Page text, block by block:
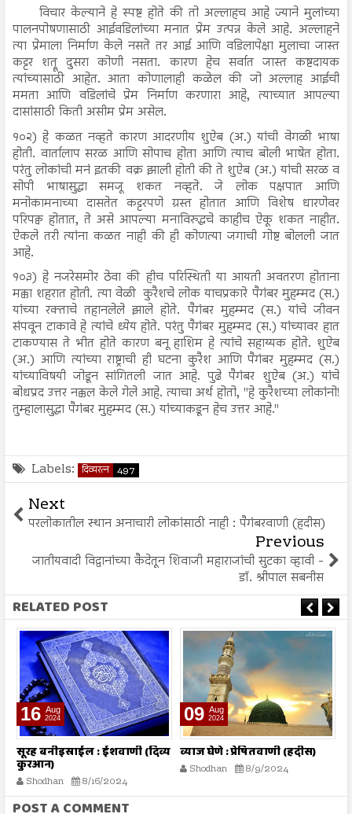
विचार केल्याने हे स्पष्ट होते की तो अल्लाहच आहे ज्याने मुलांच्या
पालनपोषणासाठी आईवडिलांच्या मनात प्रेम उत्पन्न केले आहे. अल्लाहने
त्या प्रेमाला निर्माण केले नसते तर आई आणि वडिलापेक्षा मुलाचा जास्त
कट्टर शत्रू दुसरा कोणी नसता. कारण हेच सर्वात जास्त कष्टदायक
त्यांच्यासाठी आहेत. आता कोणालाही कळेल की जो अल्लाह आईची
ममता आणि वडिलांचे प्रेम निर्माण करणारा आहे, त्याच्यात आपल्या
दासांसाठी किती असीम प्रेम असेल.
१०२) हे कळत नव्हते कारण आदरणीय शुऐब (अ.) यांची वेगळी भाषा
होती. वार्तालाप सरळ आणि सोपाच होता आणि त्याच बोली भाषेत होता.
परंतु लोकांची मनं इतकी वक्र झाली होती की ते शुऐब (अ.) यांची सरळ व
सोपी भाषासुद्धा समजू शकत नव्हते. जे लोक पक्षपात आणि
मनोकामनाच्या दासतेत कट्टरपणे ग्रस्त होतात आणि विशेष धारणेवर
परिपक्व होतात, ते असे आपल्या मनाविरुद्धचे काहीच ऐकू शकत नाहीत.
ऐकले तरी त्यांना कळत नाही की ही कोणत्या जगाची गोष्ट बोलली जात
आहे.
१०३) हे नजरेसमोर ठेवा की हीच परिस्थिती या आयती अवतरण होताना
मक्का शहरात होती. त्या वेळी कुरैशचे लोक याचप्रकारे पैगंबर मुहम्मद (स.)
यांच्या रक्ताचे तहानलेले झाले होते. पैगंबर मुहम्मद (स.) यांचे जीवन
संपवून टाकावे हे त्यांचे ध्येय होते. परंतु पैगंबर मुहम्मद (स.) यांच्यावर हात
टाकण्यास ते भीत होते कारण बनू हाशिम हे त्यांचे सहाय्यक होते. शुऐब
(अ.) आणि त्यांच्या राष्ट्राची ही घटना कुरैश आणि पैगंबर मुहम्मद (स.)
यांच्याविषयी जोडून सांगितली जात आहे. पुढे पैगंबर शुऐब (अ.) यांचे
बोधप्रद उत्तर नक्कल केले गेले आहे. त्याचा अर्थ होतो, "हे कुरैशच्या लोकांनो!
तुम्हालासुद्धा पैगंबर मुहम्मद (स.) यांच्याकडून हेच उत्तर आहे."
Labels: दिव्यरत्न 497
Next
परलोकातील स्थान अनाचारी लोकांसाठी नाही : पैगंबरवाणी (हदीस)
Previous
जातीयवादी विद्वानांच्या कैदेतून शिवाजी महाराजांची सुटका व्हावी -
डॉ. श्रीपाल सबनीस
RELATED POST
16 Aug
2024
सूरह बनीइस्राईल : ईशवाणी (दिव्य
कुरआन)
Shodhan 8/16/2024
09 Aug
2024
व्याज घेणे : प्रेषितवाणी (हदीस)
Shodhan 8/9/2024
POST A COMMENT